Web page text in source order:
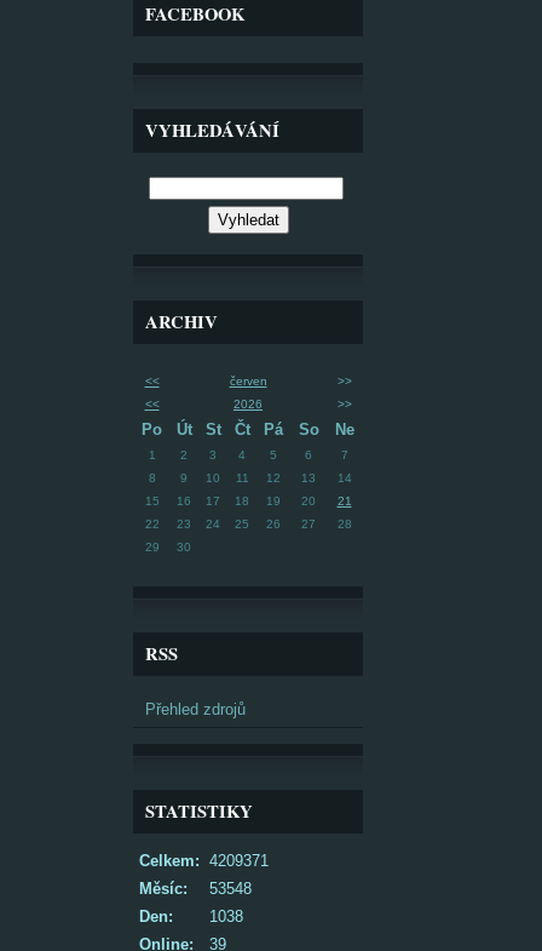
FACEBOOK
VYHLEDÁVÁNÍ
ARCHIV
<< červen
>>
<<
2026 >>
Po Út St Čt Pá So Ne
1 2 3 4 5 6
7
8
9 10 11 12 13
14
15
16 17 18 19 20
21
22
23 24 25 26 27
28
29
30
RSS
Přehled zdrojů
STATISTIKY
Online: 39
Celkem: 4209371
Měsíc:
53548
Den:
1038